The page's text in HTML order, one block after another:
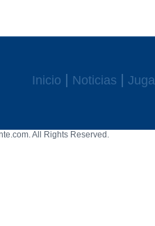
Inicio Noticias
All Rights Reserved.